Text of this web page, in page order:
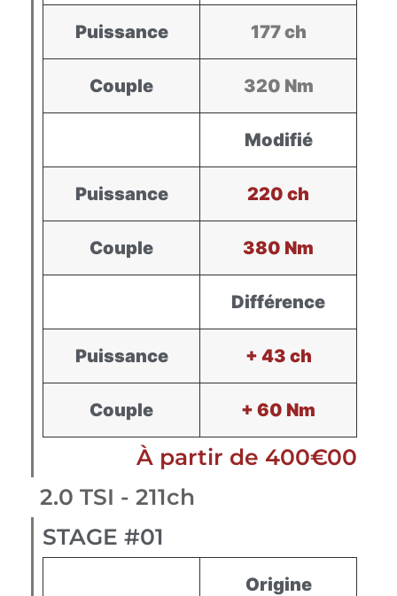
Puissance 177 ch
Couple 320 Nm
Modifié
Puissance 220 ch
Couple 380 Nm
Différence
Puissance + 43 ch
Couple + 60 Nm
À partir de 400€00
2.0 TSI - 211ch
STAGE #01
Origine